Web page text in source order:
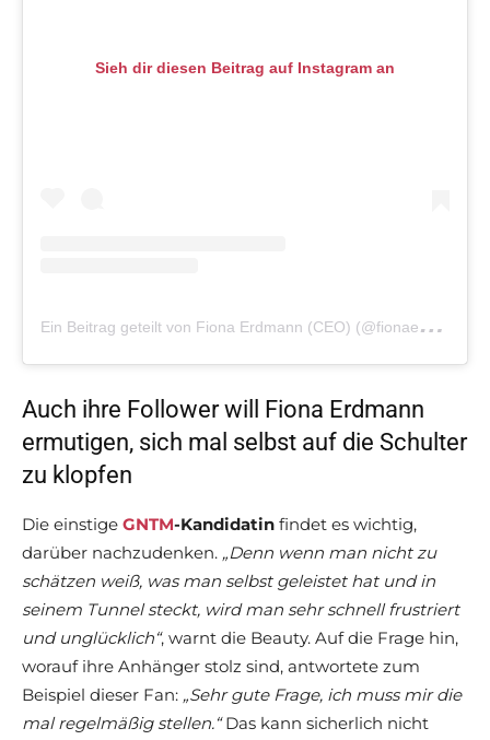
Sieh dir diesen Beitrag auf Instagram an
E
in Beitrag geteilt von Fiona Erdmann (CEO) (@fionaerdmann)
Auch ihre Follower will Fiona Erdmann
ermutigen, sich mal selbst auf die Schulter
zu klopfen
Die einstige GNTM-Kandidatin findet es wichtig,
darüber nachzudenken. „Denn wenn man nicht zu
schätzen weiß, was man selbst geleistet hat und in
seinem Tunnel steckt, wird man sehr schnell frustriert
und unglücklich“, warnt die Beauty. Auf die Frage hin,
worauf ihre Anhänger stolz sind, antwortete zum
Beispiel dieser Fan: „Sehr gute Frage, ich muss mir die
mal regelmäßig stellen.“Das kann sicherlich nicht